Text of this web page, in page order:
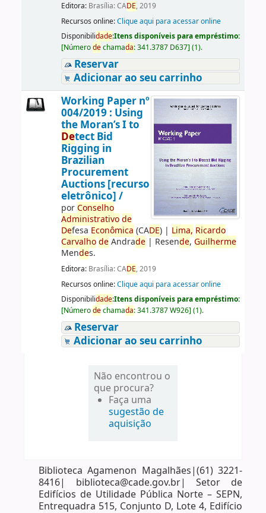
Editora: Brasília: CADE, 2019
Recursos online:Clique aqui para acessar online
Disponibilidade:Itens disponíveis para empréstimo:
[Númerodechamada:341.3787 D637] (1).
Reservar
Adicionar ao seu carrinho
Working Paper nº
004/2019 : Using
the Moran’s I to
Detect Bid
Rigging in
Brazilian
Procurement
Auctions [recurso
eletrônico] /
porConselho
Administrativo de
Defesa Econômica (CADE)| Lima, Ricardo
Carvalho deAndrade| Resende, Guilherme
Mendes.
Editora: Brasília: CADE, 2019
Recursos online:Clique aqui para acessar online
Disponibilidade:Itens disponíveis para empréstimo:
[Númerodechamada:341.3787 W926] (1).
Reservar
Adicionar ao seu carrinho
Não encontrou o
que procura?
Faça uma
sugestão de
aquisição
Biblioteca Agamenon Magalhães|(61) 3221-
8416| biblioteca@cade.gov.br| Setor de
Edifícios de Utilidade Pública Norte – SEPN,
Entrequadra 515, Conjunto D, Lote 4, Edifício